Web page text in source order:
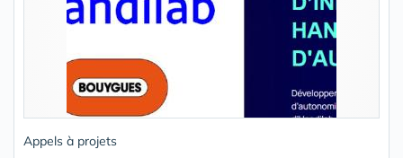
Appels à projets